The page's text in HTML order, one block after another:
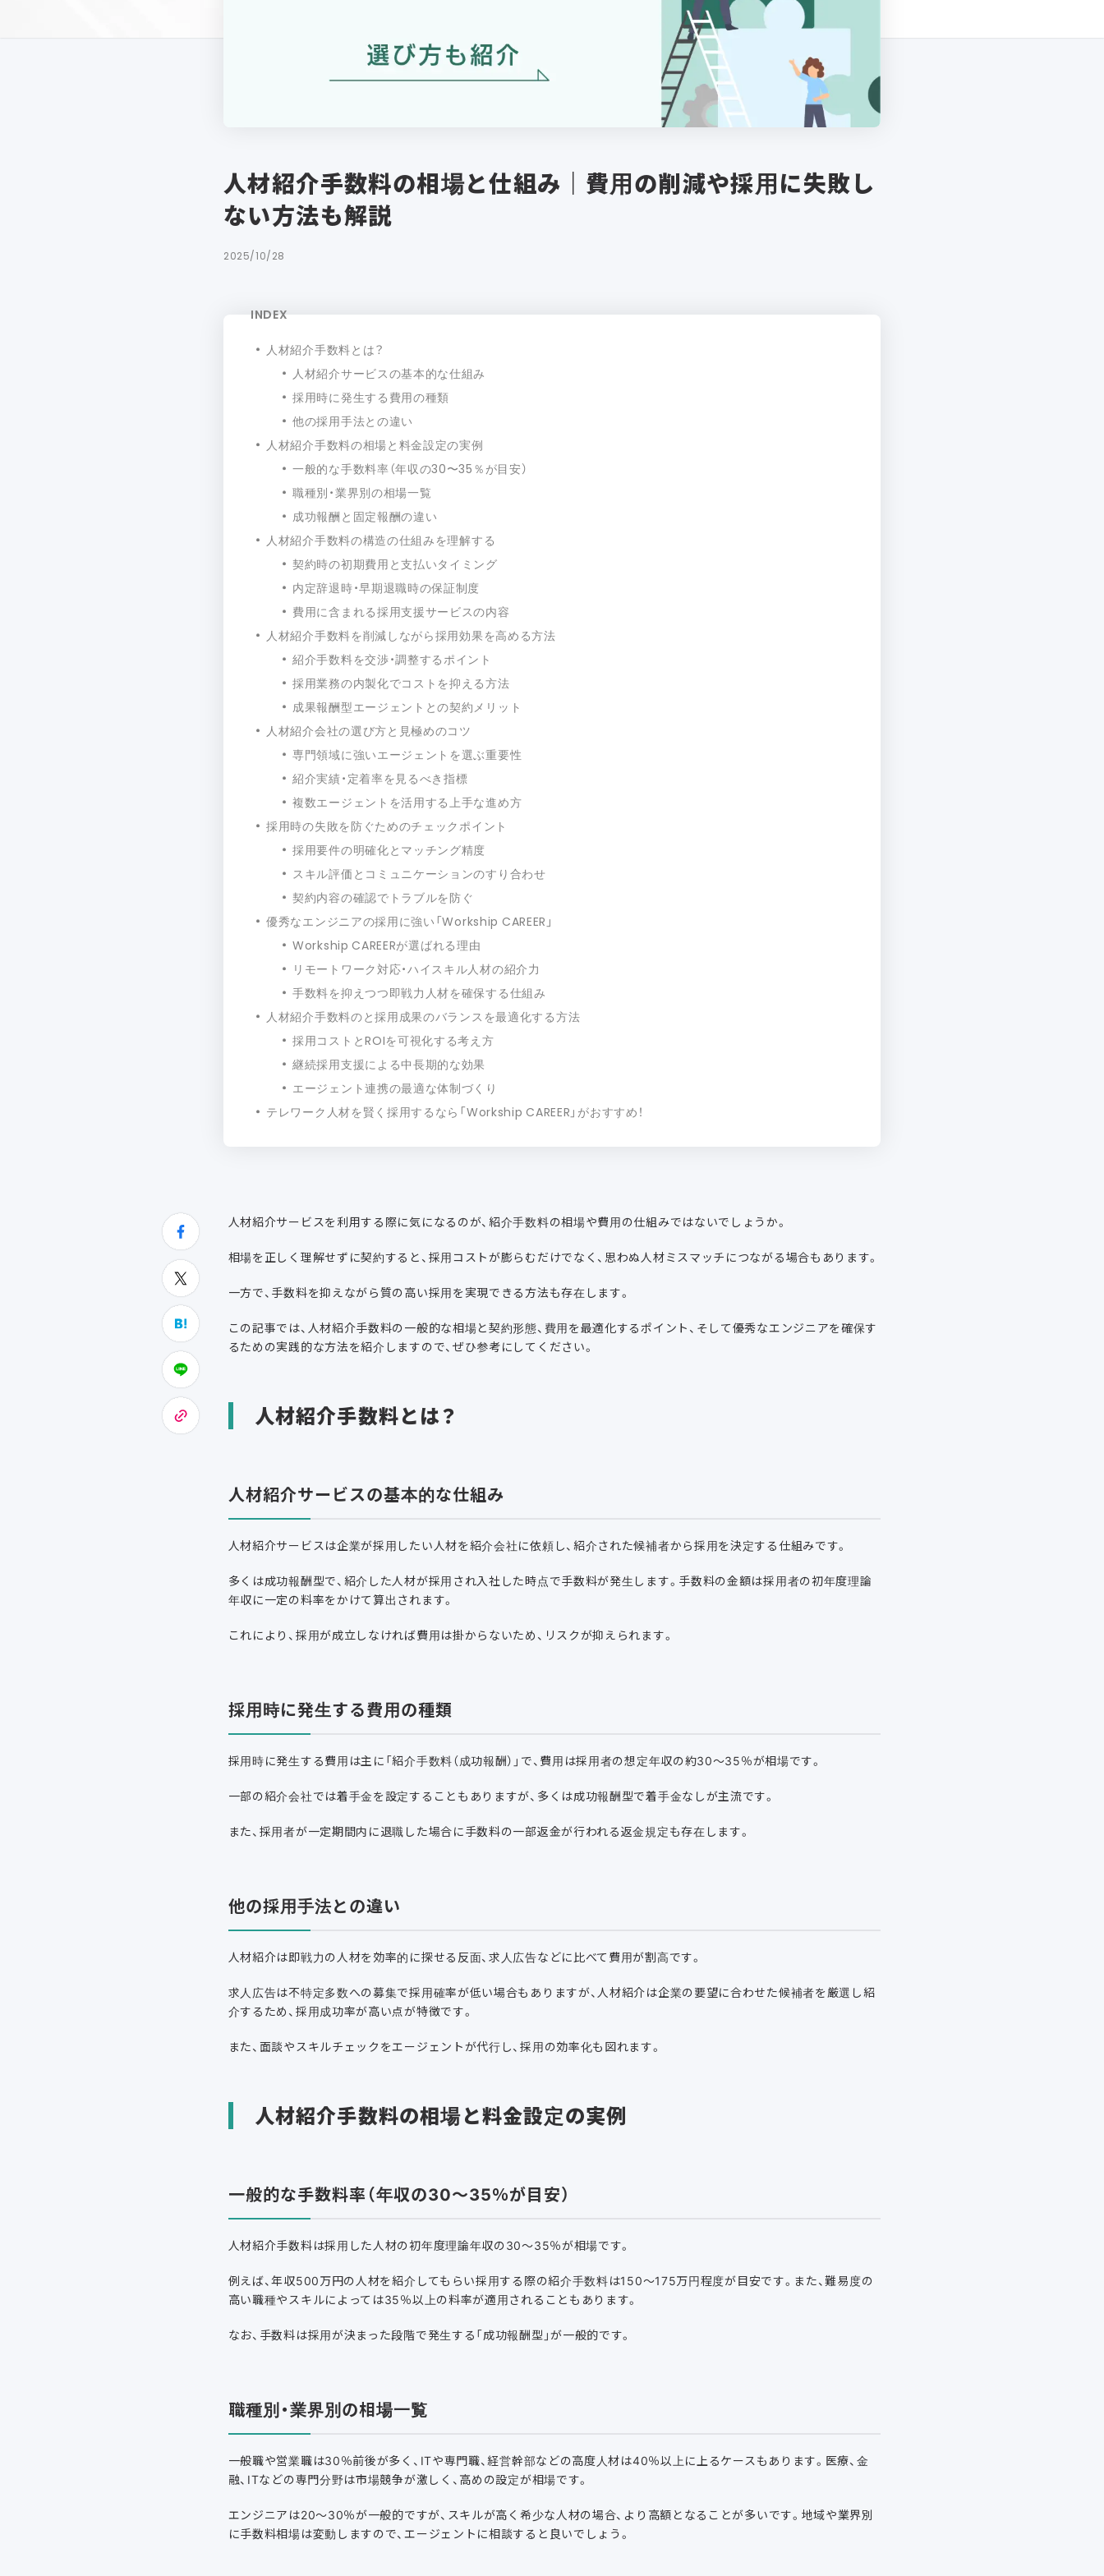
人材紹介手数料の相場と仕組み｜費用の削減や採用に失敗し
ない方法も解説
2025/10/28
INDEX
人材紹介手数料とは？
人材紹介サービスの基本的な仕組み
採用時に発生する費用の種類
他の採用手法との違い
人材紹介手数料の相場と料金設定の実例
一般的な手数料率（年収の30〜35％が目安）
職種別・業界別の相場一覧
成功報酬と固定報酬の違い
人材紹介手数料の構造の仕組みを理解する
契約時の初期費用と支払いタイミング
内定辞退時・早期退職時の保証制度
費用に含まれる採用支援サービスの内容
人材紹介手数料を削減しながら採用効果を高める方法
紹介手数料を交渉・調整するポイント
採用業務の内製化でコストを抑える方法
成果報酬型エージェントとの契約メリット
人材紹介会社の選び方と見極めのコツ
専門領域に強いエージェントを選ぶ重要性
紹介実績・定着率を見るべき指標
複数エージェントを活用する上手な進め方
採用時の失敗を防ぐためのチェックポイント
採用要件の明確化とマッチング精度
スキル評価とコミュニケーションのすり合わせ
契約内容の確認でトラブルを防ぐ
優秀なエンジニアの採用に強い「Workship CAREER」
Workship CAREERが選ばれる理由
リモートワーク対応・ハイスキル人材の紹介力
手数料を抑えつつ即戦力人材を確保する仕組み
人材紹介手数料のと採用成果のバランスを最適化する方法
採用コストとROIを可視化する考え方
継続採用支援による中長期的な効果
エージェント連携の最適な体制づくり
テレワーク人材を賢く採用するなら「Workship CAREER」がおすすめ！
人材紹介サービスを利用する際に気になるのが、紹介手数料の相場や費用の仕組みではないでしょうか。
相場を正しく理解せずに契約すると、採用コストが膨らむだけでなく、思わぬ人材ミスマッチにつながる場合もあります。
一方で、手数料を抑えながら質の高い採用を実現できる方法も存在します。
この記事では、人材紹介手数料の一般的な相場と契約形態、費用を最適化するポイント、そして優秀なエンジニアを確保す
るための実践的な方法を紹介しますので、ぜひ参考にしてください。
人材紹介手数料とは？
人材紹介サービスの基本的な仕組み
人材紹介サービスは企業が採用したい人材を紹介会社に依頼し、紹介された候補者から採用を決定する仕組みです。
多くは成功報酬型で、紹介した人材が採用され入社した時点で手数料が発生します。手数料の金額は採用者の初年度理論
年収に一定の料率をかけて算出されます。
これにより、採用が成立しなければ費用は掛からないため、リスクが抑えられます。
採用時に発生する費用の種類
採用時に発生する費用は主に「紹介手数料（成功報酬）」で、費用は採用者の想定年収の約30～35％が相場です。
一部の紹介会社では着手金を設定することもありますが、多くは成功報酬型で着手金なしが主流です。
また、採用者が一定期間内に退職した場合に手数料の一部返金が行われる返金規定も存在します。
他の採用手法との違い
人材紹介は即戦力の人材を効率的に探せる反面、求人広告などに比べて費用が割高です。
求人広告は不特定多数への募集で採用確率が低い場合もありますが、人材紹介は企業の要望に合わせた候補者を厳選し紹
介するため、採用成功率が高い点が特徴です。
また、面談やスキルチェックをエージェントが代行し、採用の効率化も図れます。
人材紹介手数料の相場と料金設定の実例
一般的な手数料率（年収の30〜35％が目安）
人材紹介手数料は採用した人材の初年度理論年収の30〜35％が相場です。
例えば、年収500万円の人材を紹介してもらい採用する際の紹介手数料は150～175万円程度が目安です。また、難易度の
高い職種やスキルによっては35％以上の料率が適用されることもあります。
なお、手数料は採用が決まった段階で発生する「成功報酬型」が一般的です。
職種別・業界別の相場一覧
一般職や営業職は30％前後が多く、ITや専門職、経営幹部などの高度人材は40％以上に上るケースもあります。医療、金
融、ITなどの専門分野は市場競争が激しく、高めの設定が相場です。
エンジニアは20～30％が一般的ですが、スキルが高く希少な人材の場合、より高額となることが多いです。地域や業界別
に手数料相場は変動しますので、エージェントに相談すると良いでしょう。